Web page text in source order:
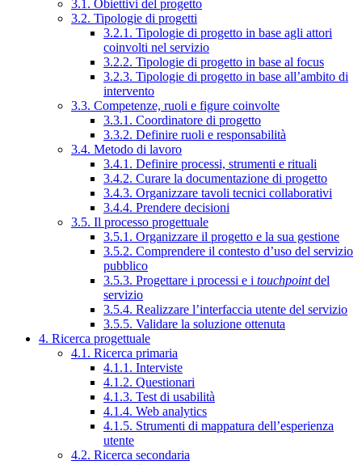
3.1. Obiettivi del progetto
3.2. Tipologie di progetti
3.2.1. Tipologie di progetto in base agli attori
coinvolti nel servizio
3.2.2. Tipologie di progetto in base al focus
3.2.3. Tipologie di progetto in base all’ambito di
intervento
3.3. Competenze, ruoli e figure coinvolte
3.3.1. Coordinatore di progetto
3.3.2. Definire ruoli e responsabilità
3.4. Metodo di lavoro
3.4.1. Definire processi, strumenti e rituali
3.4.2. Curare la documentazione di progetto
3.4.3. Organizzare tavoli tecnici collaborativi
3.4.4. Prendere decisioni
3.5. Il processo progettuale
3.5.1. Organizzare il progetto e la sua gestione
3.5.2. Comprendere il contesto d’uso del servizio
pubblico
3.5.3. Progettare i processi e i touchpointdel
servizio
3.5.4. Realizzare l’interfaccia utente del servizio
3.5.5. Validare la soluzione ottenuta
4. Ricerca progettuale
4.1. Ricerca primaria
4.1.1. Interviste
4.1.2. Questionari
4.1.3. Test di usabilità
4.1.4. Web analytics
4.1.5. Strumenti di mappatura dell’esperienza
utente
4.2. Ricerca secondaria